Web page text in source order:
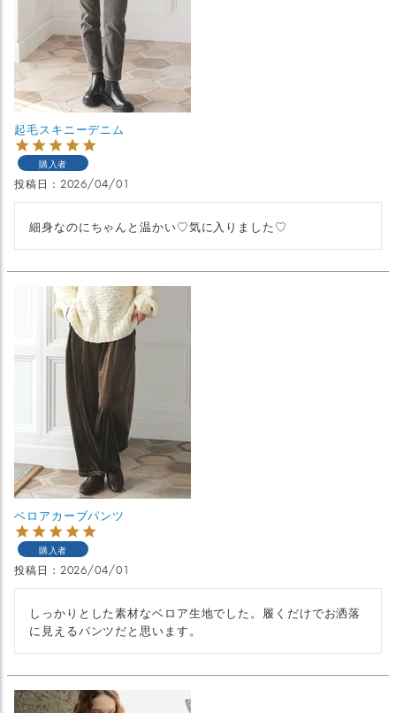
起毛スキニーデニム
購入者
投稿日 2026/04/01
細身なのにちゃんと温かい♡気に入りました♡
ベロアカーブパンツ
購入者
投稿日 2026/04/01
しっかりとした素材なベロア生地でした。履くだけでお洒落
に見えるパンツだと思います。